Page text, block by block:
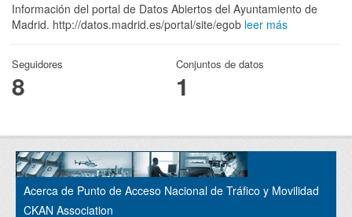
Información del portal de Datos Abiertos del Ayuntamiento de
Madrid. http://datos.madrid.es/portal/site/egob leer más
Seguidores
8
Conjuntos de datos
1
Acerca de Punto de Acceso Nacional de Tráfico y Movilidad
CKAN Association